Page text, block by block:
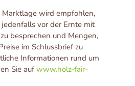
wird empfohlen,
vor der Ernte mit
besprechen und Mengen,
im Schlussbrief zu
Informationen rund um
Sie auf www.holz-fair-